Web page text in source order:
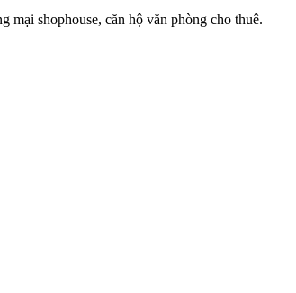
mại shophouse, căn hộ văn phòng cho thuê.